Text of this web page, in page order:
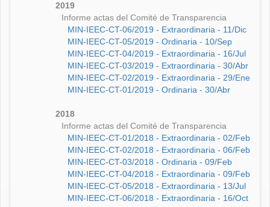
2019
Informe actas del Comité de Transparencia
MIN-IEEC-CT-06/2019 - Extraordinaria - 11/Dic
MIN-IEEC-CT-05/2019 - Ordinaria - 10/Sep
MIN-IEEC-CT-04/2019 - Extraordinaria - 16/Jul
MIN-IEEC-CT-03/2019 - Extraordinaria - 30/Abr
MIN-IEEC-CT-02/2019 - Extraordinaria - 29/Ene
MIN-IEEC-CT-01/2019 - Ordinaria - 30/Abr
2018
Informe actas del Comité de Transparencia
MIN-IEEC-CT-01/2018 - Extraordinaria - 02/Feb
MIN-IEEC-CT-02/2018 - Extraordinaria - 06/Feb
MIN-IEEC-CT-03/2018 - Ordinaria - 09/Feb
MIN-IEEC-CT-04/2018 - Extraordinaria - 09/Feb
MIN-IEEC-CT-05/2018 - Extraordinaria - 13/Jul
MIN-IEEC-CT-06/2018 - Extraordinaria - 16/Oct